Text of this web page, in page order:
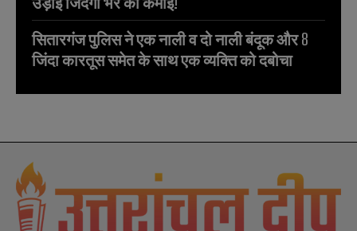
सितारगंज पुलिस ने एक नाली व दो नाली बंदूक और 8
जिंदा कारतूस समेत के साथ एक व्यक्ति को दबोचा